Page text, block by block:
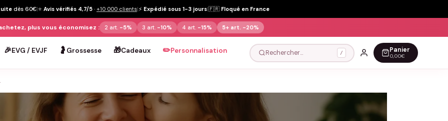
dès 60€|⭐ Avis vérifiés 4,7/5 · +10 000 clients|⚡ Expédié sous 1-3 jours|🇫🇷 Floqué en France
plus vous économisez : 2 art. -5% 3 art. -10% 4 art. -15% 5+ art. -20%
🎉EVG / EVJF 🤰 Grossesse 🎁Cadeaux ✏️Personnalisation Rechercher… / Panier
0,00€